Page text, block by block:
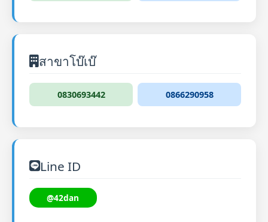
สาขาโบ๊เบ๊
0830693442 0866290958
Line ID
@42dan